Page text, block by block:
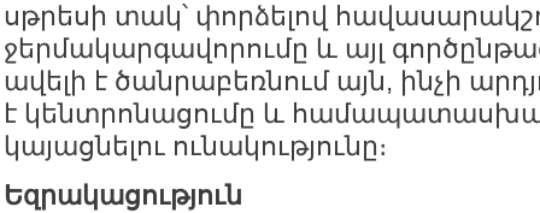
սթրեսի տակ՝ փորձելով
ջերմակարգավորումը և այլ
ավելի է ծանրաբեռնում այն, ինչի
է կենտրոնացումը և
կայացնելու ունակությունը։
Եզրակացություն